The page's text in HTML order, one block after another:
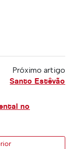
Próximo artigo
Santo Estêvão
no